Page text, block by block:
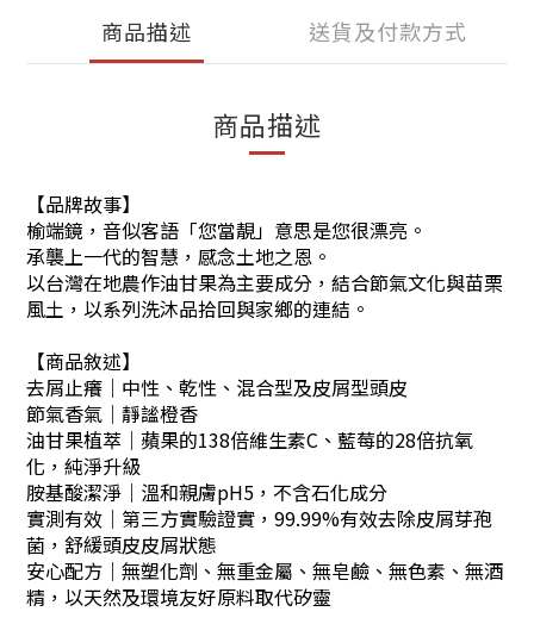
商品描述 送貨及付款方式
商品描述
【品牌故事】
榆端鏡，音似客語「您當靚」意思是您很漂亮。
承襲上一代的智慧，感念土地之恩。
以台灣在地農作油甘果為主要成分，結合節氣文化與苗栗
風土，以系列洗沐品拾回與家鄉的連結。
【商品敘述】
去屑止癢｜中性、乾性、混合型及皮屑型頭皮
節氣香氣｜靜謐橙香
油甘果植萃｜蘋果的138倍維生素C、藍莓的28倍抗氧
化，純淨升級
胺基酸潔淨｜溫和親膚pH5，不含石化成分
實測有效｜第三方實驗證實，99.99%有效去除皮屑芽孢
菌，舒緩頭皮皮屑狀態
安心配方｜無塑化劑、無重金屬、無皂鹼、無色素、無酒
精，以天然及環境友好原料取代矽靈